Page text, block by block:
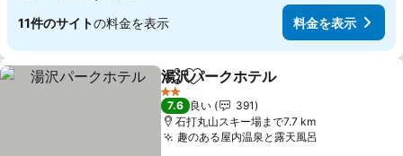
11件のサイトの料金を表示 料金を表示
シェアお気に入りに追加
湯沢パークホテル
2 ホテルのランク
7.6 良い
391
石打丸山スキー場まで7.7 km
趣のある屋内温泉と露天風呂